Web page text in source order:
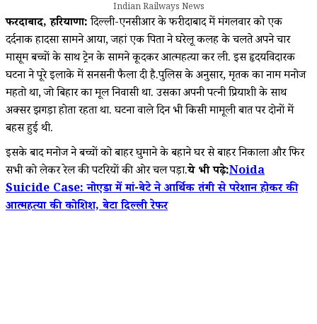
Indian Railways News
फरीदाबाद, हरियाणा:दिल्ली-एनसीआर के फरीदाबाद में मंगलवार को एक
दर्दनाक हादसा सामने आया, जहां एक पिता ने घरेलू कलह के चलते अपने चार
मासूम बच्चों के साथ ट्रेन के सामने कूदकर आत्महत्या कर ली. इस हृदयविदारक
घटना ने पूरे इलाके में सनसनी फैला दी है.पुलिस के अनुसार, मृतक का नाम मनोज
महतो था, जो बिहार का मूल निवासी था. उसका अपनी पत्नी प्रियाशी के साथ
अक्सर झगड़ा होता रहता था. घटना वाले दिन भी किसी मामूली बात पर दोनों में
बहस हुई थी.
इसके बाद मनोज ने बच्चों को बाहर घुमाने के बहाने घर से बाहर निकाला और फिर
सभी को लेकर रेल की पटरियों की ओर चल पड़ा.ये भी पढ़े:Noida
Suicide Case: नोएडा में मां-बेटे ने आर्थिक तंगी से परेशान होकर की
आत्महत्या की कोशिश, बेटा दिल्ली रेफर